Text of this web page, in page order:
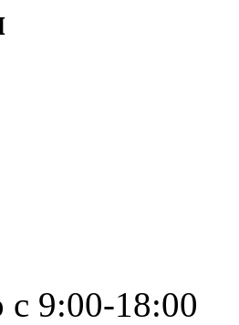
с 9:00-18:00